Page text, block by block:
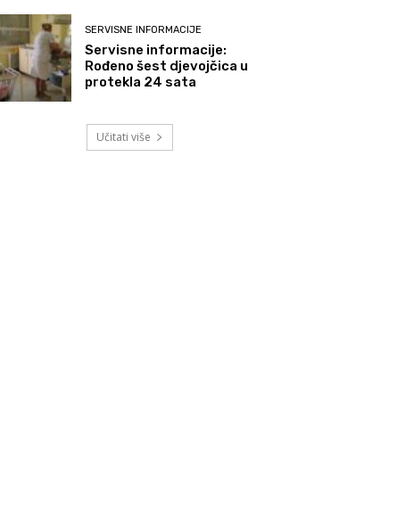
SERVISNE INFORMACIJE
Servisne informacije:
Rođeno šest djevojčica u
protekla 24 sata
Učitati više